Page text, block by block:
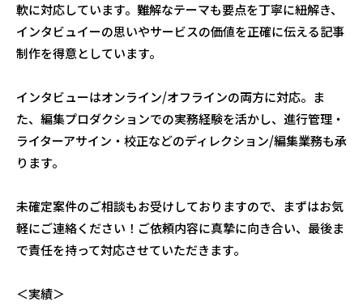
軟に対応しています。難解なテーマも要点を丁寧に紐解き、
インタビュイーの思いやサービスの価値を正確に伝える記事
制作を得意としています。
インタビューはオンライン/オフラインの両方に対応。ま
た、編集プロダクションでの実務経験を活かし、進行管理・
ライターアサイン・校正などのディレクション/編集業務も承
ります。
未確定案件のご相談もお受けしておりますので、まずはお気
軽にご連絡ください！ご依頼内容に真摯に向き合い、最後ま
で責任を持って対応させていただきます。
＜実績＞